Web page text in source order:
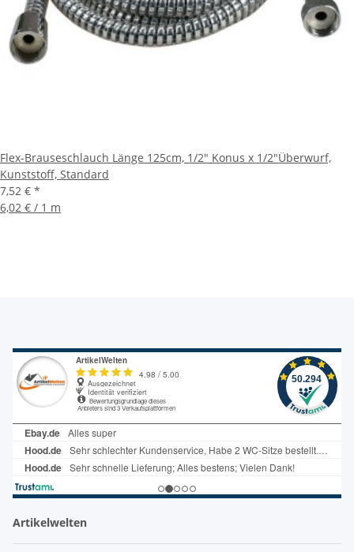
Flex-Brauseschlauch Länge 125cm, 1/2" Konus x 1/2"Überwurf,
Kunststoff, Standard
7,52 € *
6,02 € / 1 m
Artikelwelten